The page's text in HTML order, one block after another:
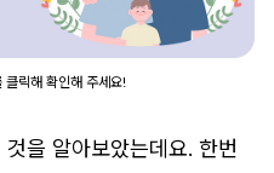
클릭해 확인해 주세요!
을 알아보았는데요. 한번